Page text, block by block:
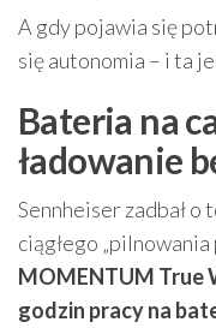
A gdy pojawia się
się autonomia – i ta
Bateria na
ładowanie
Sennheiser zadbał o
ciągłego
MOMENTUM True
godzin pracy na